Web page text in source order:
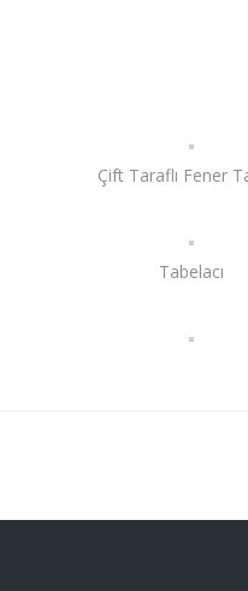
Çift Taraflı Fener
Tabelacı